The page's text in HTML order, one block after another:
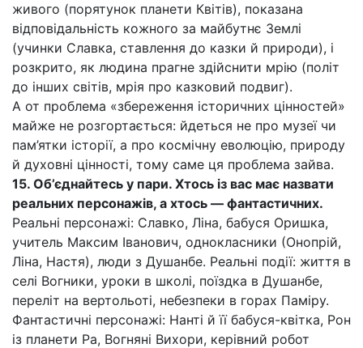
живого (порятунок планети Квітів), показана
відповідальність кожного за майбутнє Землі
(учинки Славка, ставлення до казки й природи), і
розкрито, як людина прагне здійснити мрію (політ
до інших світів, мрія про казковий подвиг).
А от проблема «збереження історичних цінностей»
майже не розгортається: йдеться не про музеї чи
пам’ятки історії, а про космічну еволюцію, природу
й духовні цінності, тому саме ця проблема зайва.
15. Об’єднайтесь у пари. Хтось із вас має назвати
реальних персонажів, а хтось — фантастичних.
Реальні персонажі: Славко, Ліна, бабуся Оришка,
учитель Максим Іванович, однокласники (Онопрій,
Ліна, Настя), люди з Душанбе. Реальні події: життя в
селі Вогники, уроки в школі, поїздка в Душанбе,
переліт на вертольоті, небезпеки в горах Паміру.
Фантастичні персонажі: Нанті й її бабуся-квітка, Рон
із планети Ра, Вогняні Вихори, керівний робот